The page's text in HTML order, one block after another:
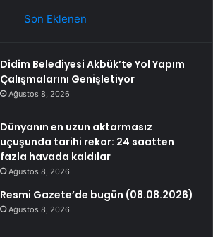
Son Eklenen
Didim Belediyesi Akbük’te Yol Yapım
Çalışmalarını Genişletiyor
Ağustos 8, 2026
Dünyanın en uzun aktarmasız
uçuşunda tarihi rekor: 24 saatten
fazla havada kaldılar
Ağustos 8, 2026
Resmi Gazete’de bugün (08.08.2026)
Ağustos 8, 2026